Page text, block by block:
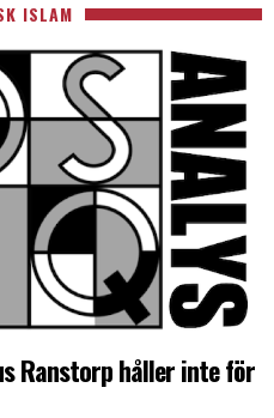
ISLAM
Ranstorp håller inte för